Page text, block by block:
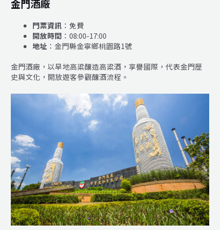
金門酒廠
門票資訊 ：免費
開放時間 ：08:00-17:00
地址 ：金門縣金寧鄉桃園路1號
金門酒廠，以旱地高粱釀造高粱酒，享譽國際，代表金門歷
史與文化，開放遊客參觀釀酒流程。